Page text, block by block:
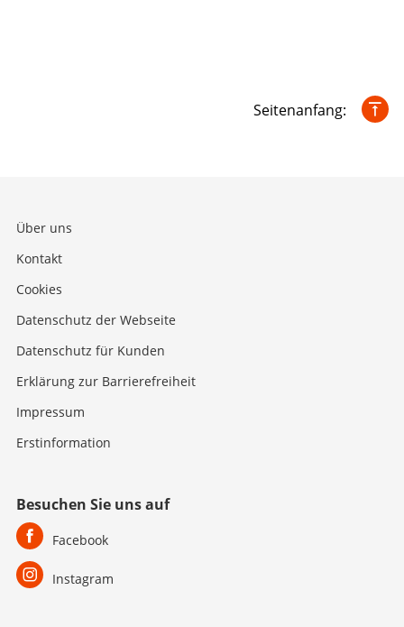
Seitenanfang:
Über uns
Kontakt
Cookies
Datenschutz der Webseite
Datenschutz für Kunden
Erklärung zur Barrierefreiheit
Impressum
Erstinformation
Besuchen Sie uns auf
Facebook
Instagram